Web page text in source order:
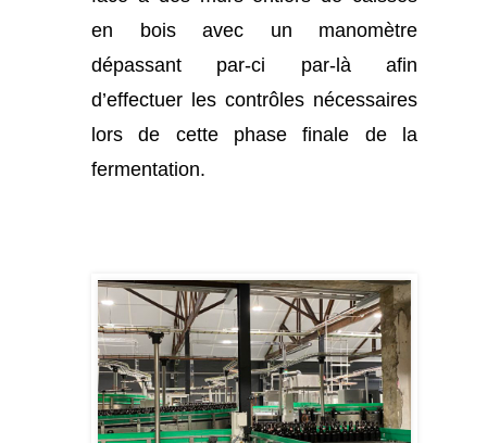
en bois avec un manomètre
dépassant par-ci par-là afin
d’effectuer les contrôles nécessaires
lors de cette phase finale de la
fermentation.